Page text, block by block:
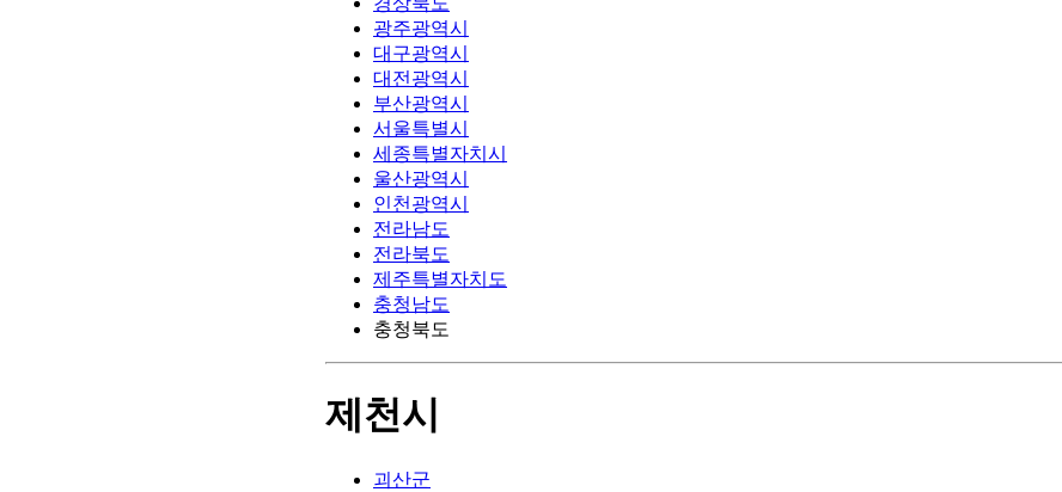
광주광역시
대구광역시
대전광역시
부산광역시
서울특별시
세종특별자치시
울산광역시
인천광역시
전라남도
전라북도
제주특별자치도
충청남도
충청북도
제천시
괴산군